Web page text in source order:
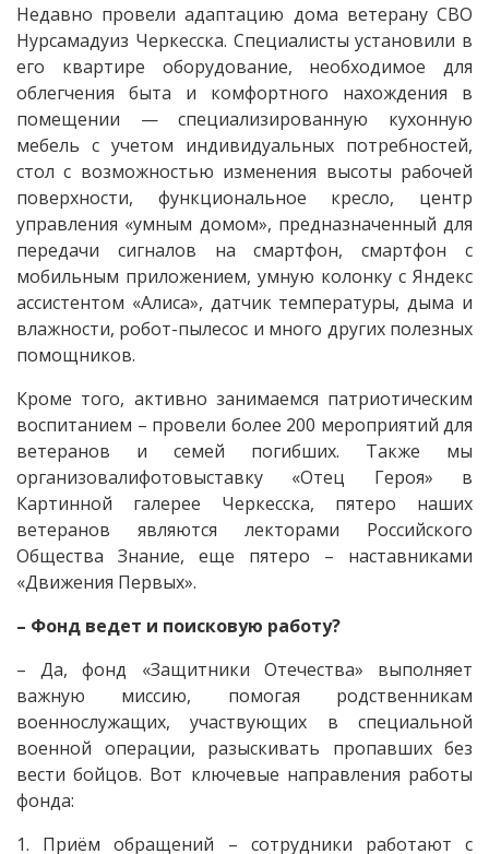
Недавно провели адаптацию дома ветерану СВО
Нурсамадуиз Черкесска. Специалисты установили в
его квартире оборудование, необходимое для
облегчения быта и комфортного нахождения в
помещении — специализированную кухонную
мебель с учетом индивидуальных потребностей,
стол с возможностью изменения высоты рабочей
поверхности, функциональное кресло, центр
управления «умным домом», предназначенный для
передачи сигналов на смартфон, смартфон с
мобильным приложением, умную колонку с Яндекс
ассистентом «Алиса», датчик температуры, дыма и
влажности, робот-пылесос и много других полезных
помощников.
Кроме того, активно занимаемся патриотическим
воспитанием – провели более 200 мероприятий для
ветеранов и семей погибших. Также мы
организовалифотовыставку «Отец Героя» в
Картинной галерее Черкесска, пятеро наших
ветеранов являются лекторами Российского
Общества Знание, еще пятеро – наставниками
«Движения Первых».
– Фонд ведет и поисковую работу?
– Да, фонд «Защитники Отечества» выполняет
важную миссию, помогая родственникам
военнослужащих, участвующих в специальной
военной операции, разыскивать пропавших без
вести бойцов. Вот ключевые направления работы
фонда:
1. Приём обращений – сотрудники работают с